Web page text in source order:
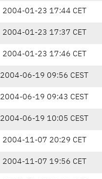
2004-01-23 17:44 CET
2004-01-23 17:37 CET
2004-01-23 17:46 CET
2004-06-19 09:56 CEST
2004-06-19 09:43 CEST
2004-06-19 10:05 CEST
2004-11-07 20:29 CET
2004-11-07 19:56 CET